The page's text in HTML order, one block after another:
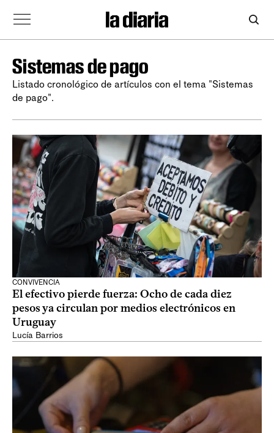
Sistemas de pago
Listado cronológico de artículos con el tema "Sistemas
de pago".
CONVIVENCIA
El efectivo pierde fuerza: Ocho de cada diez
pesos ya circulan por medios electrónicos en
Uruguay
Lucía Barrios